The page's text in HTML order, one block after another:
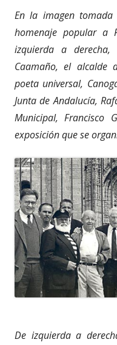
En la imagen
homenaje popular a
izquierda a derecha,
Caamaño, el alcalde
poeta universal,
Junta de Andalucía,
Municipal, Francisco
exposición que se
De izquierda a